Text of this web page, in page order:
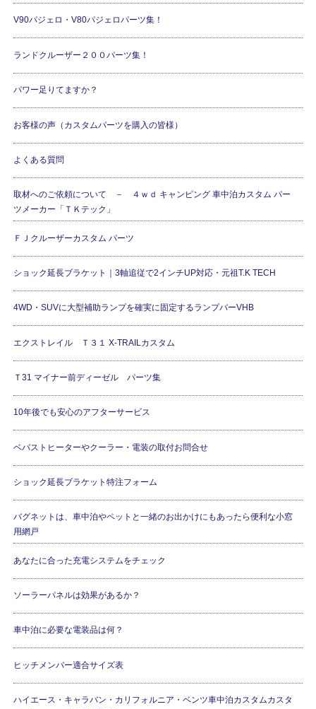
V90パジェロ・V80パジェロパーツ集！
ランドクルーザー２００パーツ集！
パワー足りてますか？
お客様の声（カスタムパーツを購入の皆様）
よくある質問
取材へのご依頼について － ４ｗｄ キャンピング 車中泊カスタム パー
ツメーカー「ＴＫテック」
ＦＪクルーザーカスタム パーツ
ショック延長ブラケット｜3軸追従で2インチUP対応・元祖T.K TECH
4WD・SUVに大型補助ランプを確実に固定するランプバーVHB
エクストレイル Ｔ３１ X-TRAILカスタム
Ｔ31 マイナー前ディーゼル パーツ集
10年後でも安心のアフターサービス
ベバストヒーターやクーラー・電装の取付お問合せ
ショック延長ブラケット特注フォーム
バグネットは、車中泊やペットと一緒のお出かけにもあったら便利な小窓
用網戸
あなたに合った充電システムをチェック
ソーラーパネルは効果があるか？
車中泊に必要な電装品は何？
ヒッチメンバー適合サイズ表
ハイエース・キャラバン・カリフォルニア・ベンツ車中泊カスタムカスタ